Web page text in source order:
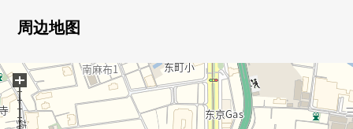
○ 到冷的日，也热脚下的地板暖气设置(客餐厅)
○ 在忙的时候便利的24小时都可以外出丢垃圾
○ 便于不在时的行李领取的智能快递柜
○ 宠物饲养可(有细则)
周边地图
+